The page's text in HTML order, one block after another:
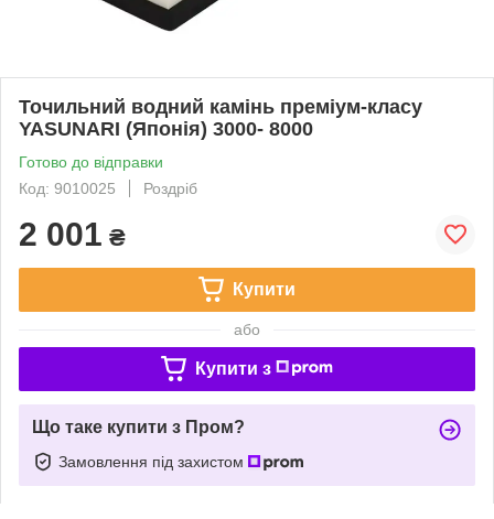
Точильний водний камінь преміум-класу
YASUNARI (Японія) 3000- 8000
Готово до відправки
Код: 9010025
Роздріб
2 001 ₴
Купити
або
Купити з
Що таке купити з Пром?
Замовлення під захистом